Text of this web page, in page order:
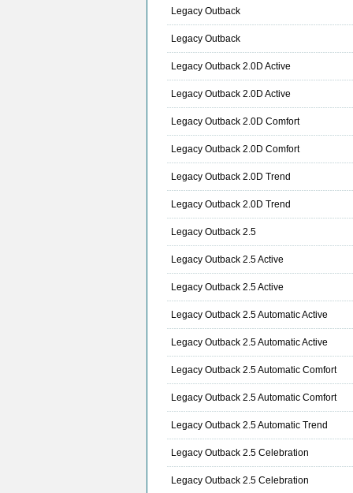
Legacy Outback
Legacy Outback
Legacy Outback 2.0D Active
Legacy Outback 2.0D Active
Legacy Outback 2.0D Comfort
Legacy Outback 2.0D Comfort
Legacy Outback 2.0D Trend
Legacy Outback 2.0D Trend
Legacy Outback 2.5
Legacy Outback 2.5 Active
Legacy Outback 2.5 Active
Legacy Outback 2.5 Automatic Active
Legacy Outback 2.5 Automatic Active
Legacy Outback 2.5 Automatic Comfort
Legacy Outback 2.5 Automatic Comfort
Legacy Outback 2.5 Automatic Trend
Legacy Outback 2.5 Celebration
Legacy Outback 2.5 Celebration